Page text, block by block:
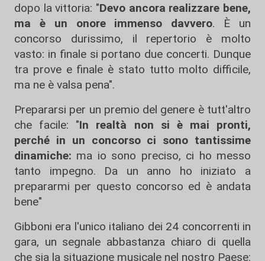
dopo la vittoria: "Devo ancora realizzare bene,
ma è un onore immenso davvero. È un
concorso durissimo, il repertorio è molto
vasto: in finale si portano due concerti. Dunque
tra prove e finale è stato tutto molto difficile,
ma ne è valsa pena".
Prepararsi per un premio del genere è tutt'altro
che facile: "In realtà non si è mai pronti,
perché in un concorso ci sono tantissime
dinamiche: ma io sono preciso, ci ho messo
tanto impegno. Da un anno ho iniziato a
prepararmi per questo concorso ed è andata
bene"
Gibboni era l'unico italiano dei 24 concorrenti in
gara, un segnale abbastanza chiaro di quella
che sia la situazione musicale nel nostro Paese: